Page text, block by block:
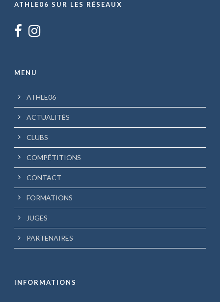
ATHLE06 SUR LES RÉSEAUX
MENU
ATHLE06
ACTUALITÉS
CLUBS
COMPÉTITIONS
CONTACT
FORMATIONS
JUGES
PARTENAIRES
INFORMATIONS